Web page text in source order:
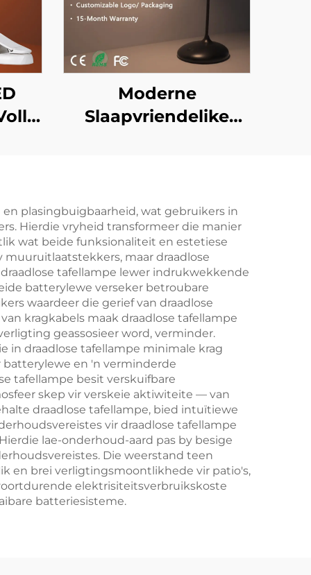
Moderne
Slaapvriendelike
Verdowwer met
Geheue 1800mAh
Battery 18H
plasingbuigbaarheid, wat gebruikers in
Hierdie vryheid transformeer die manier
wat beide funksionaliteit en estetiese
maar draadlose
tafellampe lewer indrukwekkende
batterylewe verseker betroubare
waardeer die gerief van draadlose
kragkabels maak draadlose tafellampe
geassosieer word, verminder.
in draadlose tafellampe minimale krag
en 'n verminderde
tafellampe besit verskuifbare
skep vir verskeie aktiwiteite — van
draadlose tafellampe, bied intuïtiewe
vir draadlose tafellampe
lae-onderhoud-aard pas by besige
Die weerstand teen
en brei verligtingsmoontlikhede vir patio's,
elektrisiteitsverbruikskoste
batteriesisteme.